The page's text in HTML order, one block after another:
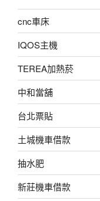
cnc車床
IQOS主機
TEREA加熱菸
中和當舖
台北票貼
土城機車借款
抽水肥
新莊機車借款